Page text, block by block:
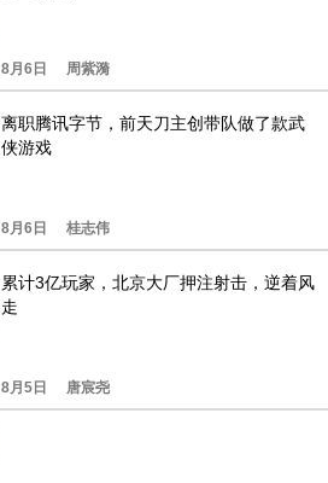
8月6日 周紫漪
离职腾讯字节，前天刀主创带队做了款武
侠游戏
8月6日 桂志伟
累计3亿玩家，北京大厂押注射击，逆着风
走
8月5日 唐宸尧